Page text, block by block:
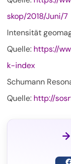
skop/2018/Juni/7
Intensität
Quelle: https://
k-index
Schumann
Quelle: http://
→